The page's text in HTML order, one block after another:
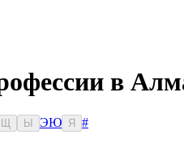
в
Ы ЭЮ Я
#